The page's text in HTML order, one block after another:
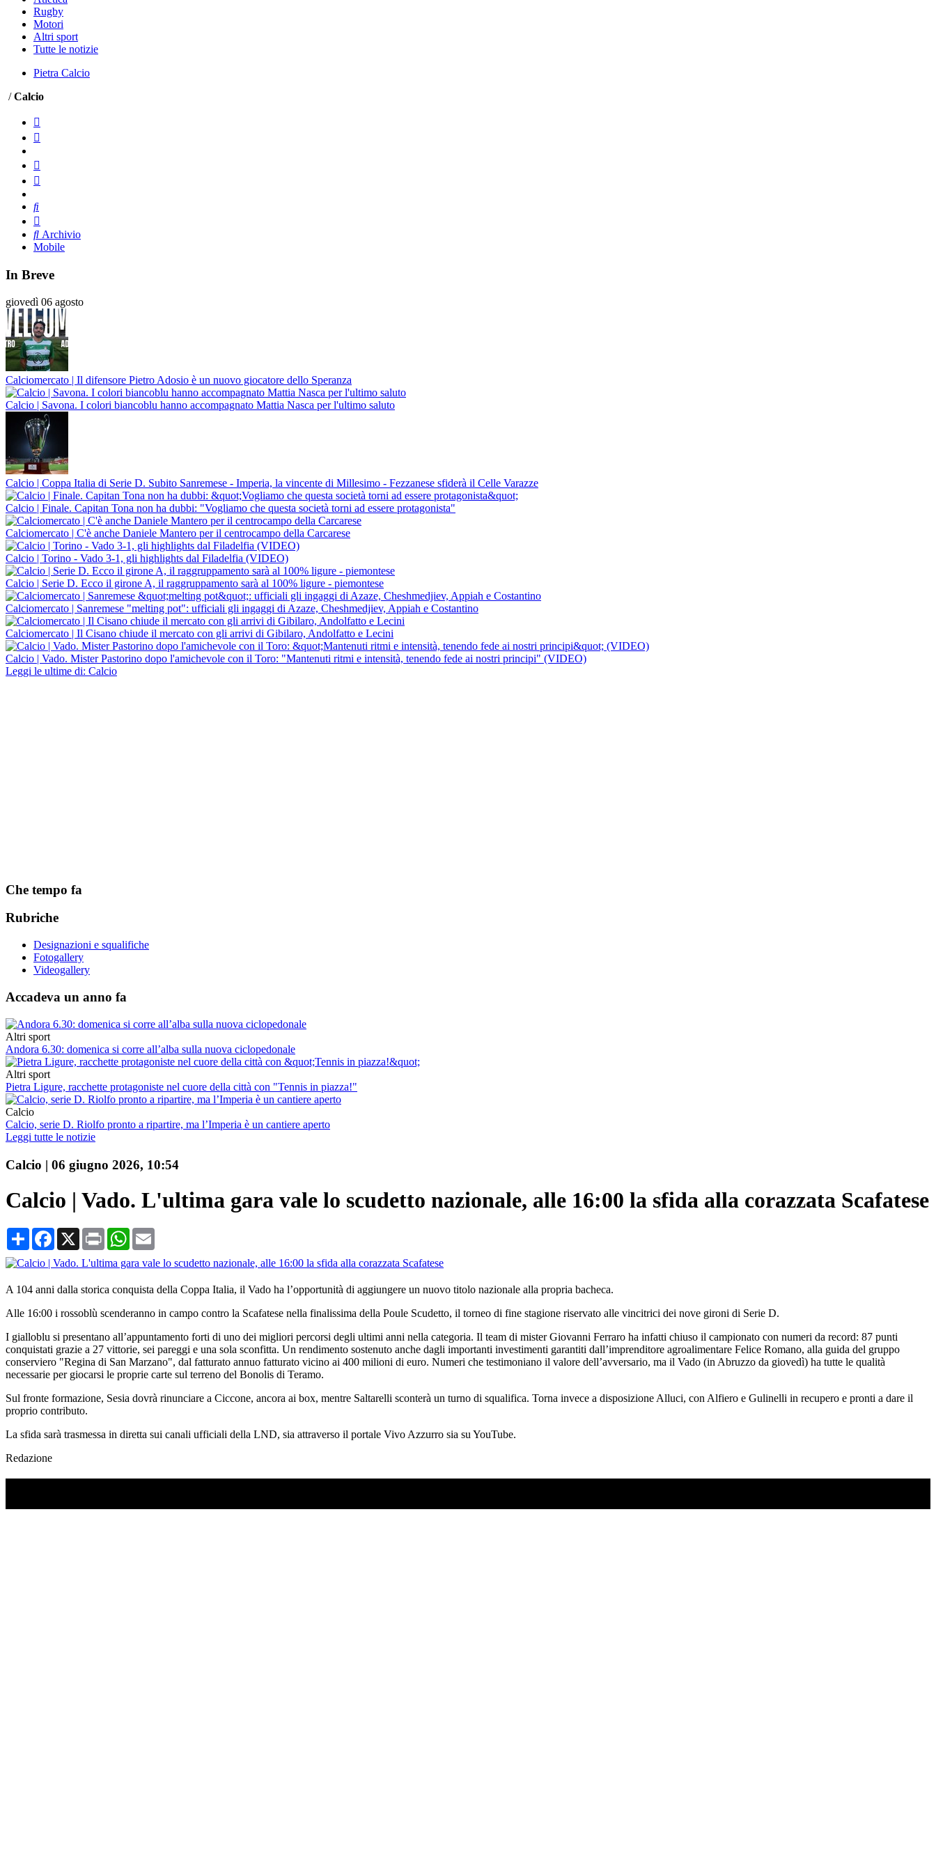
Rugby
Motori
Altri sport
Tutte le notizie
Pietra Calcio
/Calcio
Archivio
Mobile
In Breve
giovedì 06 agosto
Calciomercato | Il difensore Pietro Adosio è un nuovo giocatore dello Speranza
Calcio | Savona. I colori biancoblu hanno accompagnato Mattia Nasca per l'ultimo saluto
Calcio | Coppa Italia di Serie D. Subito Sanremese - Imperia, la vincente di Millesimo - Fezzanese sfiderà il Celle Varazze
Calcio | Finale. Capitan Tona non ha dubbi: "Vogliamo che questa società torni ad essere protagonista"
Calciomercato | C'è anche Daniele Mantero per il centrocampo della Carcarese
Calcio | Torino - Vado 3-1, gli highlights dal Filadelfia (VIDEO)
Calcio | Serie D. Ecco il girone A, il raggruppamento sarà al 100% ligure - piemontese
Calciomercato | Sanremese "melting pot": ufficiali gli ingaggi di Azaze, Cheshmedjiev, Appiah e Costantino
Calciomercato | Il Cisano chiude il mercato con gli arrivi di Gibilaro, Andolfatto e Lecini
Calcio | Vado. Mister Pastorino dopo l'amichevole con il Toro: "Mantenuti ritmi e intensità, tenendo fede ai nostri principi" (VIDEO)
Leggi le ultime di: Calcio
Che tempo fa
Rubriche
Designazioni e squalifiche
Fotogallery
Videogallery
Accadeva un anno fa
Altri sport
Andora 6.30: domenica si corre all’alba sulla nuova ciclopedonale
Altri sport
Pietra Ligure, racchette protagoniste nel cuore della città con "Tennis in piazza!"
Calcio
Calcio, serie D. Riolfo pronto a ripartire, ma l’Imperia è un cantiere aperto
Leggi tutte le notizie
Calcio | 06 giugno 2026, 10:54
Calcio | Vado. L'ultima gara vale lo scudetto nazionale, alle 16:00 la sfida alla corazzata Scafatese
CondividiFacebook
X Print WhatsApp
A 104 anni dalla storica conquista della Coppa Italia, il Vado ha l’opportunità di aggiungere un nuovo titolo nazionale alla propria bacheca.
Alle 16:00 i rossoblù scenderanno in campo contro la Scafatese nella finalissima della Poule Scudetto, il torneo di fine stagione riservato alle vincitrici dei nove gironi di Serie D.
I gialloblu si presentano all’appuntamento forti di uno dei migliori percorsi degli ultimi anni nella categoria. Il team di mister Giovanni Ferraro ha infatti chiuso il campionato con numeri da record: 87 punti
conquistati grazie a 27 vittorie, sei pareggi e una sola sconfitta. Un rendimento sostenuto anche dagli importanti investimenti garantiti dall’imprenditore agroalimentare Felice Romano, alla guida del gruppo
conserviero "Regina di San Marzano", dal fatturato annuo fatturato vicino ai 400 milioni di euro. Numeri che testimoniano il valore dell’avversario, ma il Vado (in Abruzzo da giovedì) ha tutte le qualità
necessarie per giocarsi le proprie carte sul terreno del Bonolis di Teramo.
Sul fronte formazione, Sesia dovrà rinunciare a Ciccone, ancora ai box, mentre Saltarelli sconterà un turno di squalifica. Torna invece a disposizione Alluci, con Alfiero e Gulinelli in recupero e pronti a dare il
proprio contributo.
La sfida sarà trasmessa in diretta sui canali ufficiali della LND, sia attraverso il portale Vivo Azzurro sia su YouTube.
Redazione